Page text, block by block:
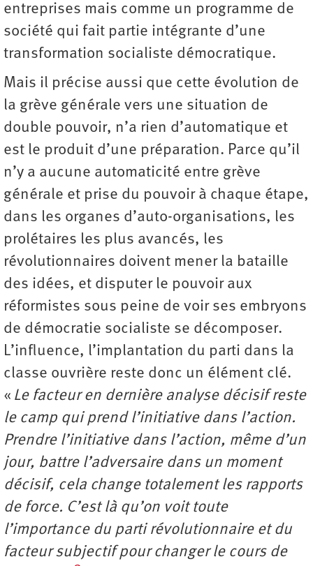
entreprises mais comme un programme de
société qui fait partie intégrante d’une
transformation socialiste démocratique.
Mais il précise aussi que cette évolution de
la grève générale vers une situation de
double pouvoir, n’a rien d’automatique et
est le produit d’une préparation. Parce qu’il
n’y a aucune automaticité entre grève
générale et prise du pouvoir à chaque étape,
dans les organes d’auto-organisations, les
prolétaires les plus avancés, les
révolutionnaires doivent mener la bataille
des idées, et disputer le pouvoir aux
réformistes sous peine de voir ses embryons
de démocratie socialiste se décomposer.
L’influence, l’implantation du parti dans la
classe ouvrière reste donc un élément clé.
« Le facteur en dernière analyse décisif reste
le camp qui prend l’initiative dans l’action.
Prendre l’initiative dans l’action, même d’un
jour, battre l’adversaire dans un moment
décisif, cela change totalement les rapports
de force. C’est là qu’on voit toute
l’importance du parti révolutionnaire et du
facteur subjectif pour changer le cours de